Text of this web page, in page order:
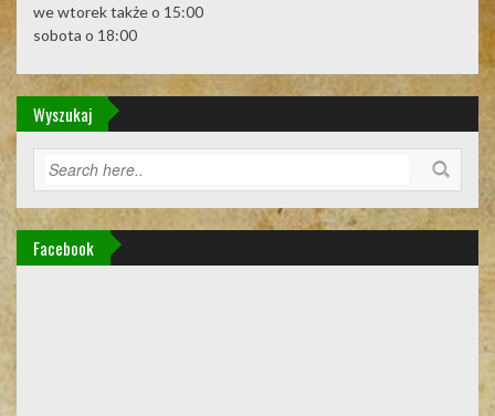
we wtorek także o 15:00
sobota o 18:00
Wyszukaj
Facebook